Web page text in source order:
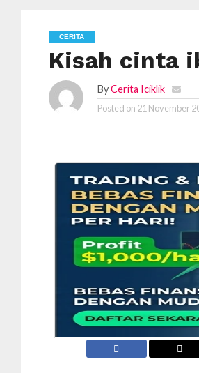
CERITA
Kisah cinta
By Cerita Iciklik
Posted on 21 November